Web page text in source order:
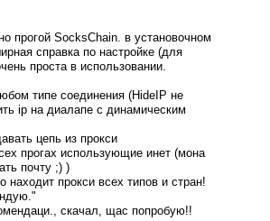
прогой SocksChain. в установочном
справка по настройке (для
проста в использовании.
типе соединения (HideIP не
ip на диалапе с динамическим
цепь из прокси
прогах использующие инет (мона
почту ;) )
находит прокси всех типов и стран!
скачал, щас попробую!!